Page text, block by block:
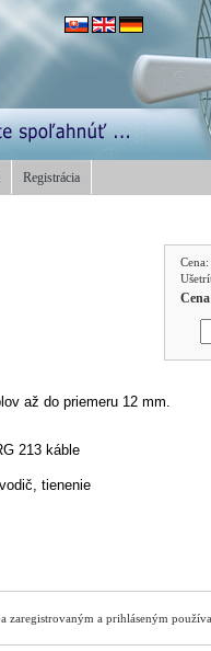
Registrácia
Cena:
až do priemeru 12 mm.
213 káble
tienenie
zaregistrovaným a prihláseným